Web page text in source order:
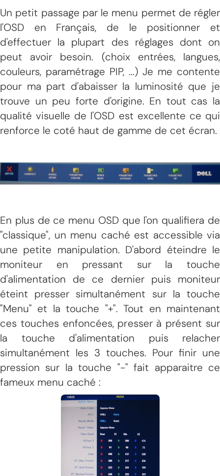
Un petit passage par le menu permet de régler
l'OSD en Français, de le positionner et
d'effectuer la plupart des réglages dont on
peut avoir besoin. (choix entrées, langues,
couleurs, paramétrage PIP, ...) Je me contente
pour ma part d'abaisser la luminosité que je
trouve un peu forte d'origine. En tout cas la
qualité visuelle de l'OSD est excellente ce qui
renforce le coté haut de gamme de cet écran.
En plus de ce menu OSD que l'on qualifiera de
"classique", un menu caché est accessible via
une petite manipulation. D'abord éteindre le
moniteur en pressant sur la touche
d'alimentation de ce dernier puis moniteur
éteint presser simultanément sur la touche
"Menu" et la touche "+". Tout en maintenant
ces touches enfoncées, presser à présent sur
la touche d'alimentation puis relacher
simultanément les 3 touches. Pour finir une
pression sur la touche "-" fait apparaitre ce
fameux menu caché :